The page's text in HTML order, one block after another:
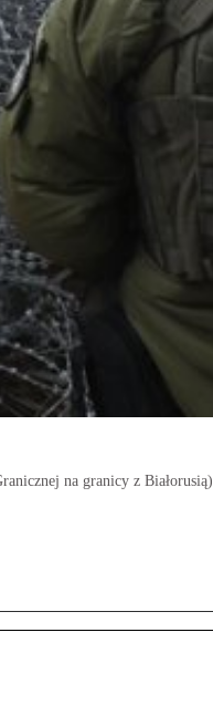
na granicy z Białorusią)